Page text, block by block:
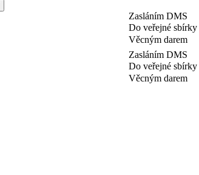
Zasláním DMS
Do veřejné sbírky
Věcným darem
Zasláním DMS
Do veřejné sbírky
Věcným darem